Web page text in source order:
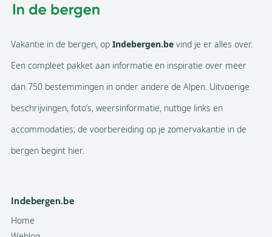
Vakantie in de bergen, op Indebergen.be vind je er alles over.
Een compleet pakket aan informatie en inspiratie over meer
dan 750 bestemmingen in onder andere de Alpen. Uitvoerige
beschrijvingen, foto’s, weersinformatie, nuttige links en
accommodaties; de voorbereiding op je zomervakantie in de
bergen begint hier.
Indebergen.be
Home